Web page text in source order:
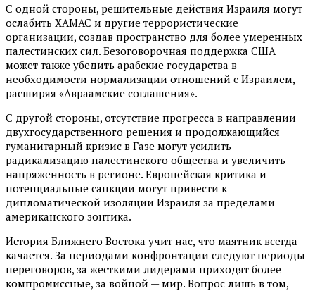
С одной стороны, решительные действия Израиля могут
ослабить ХАМАС и другие террористические
организации, создав пространство для более умеренных
палестинских сил. Безоговорочная поддержка США
может также убедить арабские государства в
необходимости нормализации отношений с Израилем,
расширяя «Авраамские соглашения».
С другой стороны, отсутствие прогресса в направлении
двухгосударственного решения и продолжающийся
гуманитарный кризис в Газе могут усилить
радикализацию палестинского общества и увеличить
напряженность в регионе. Европейская критика и
потенциальные санкции могут привести к
дипломатической изоляции Израиля за пределами
американского зонтика.
История Ближнего Востока учит нас, что маятник всегда
качается. За периодами конфронтации следуют периоды
переговоров, за жесткими лидерами приходят более
компромиссные, за войной — мир. Вопрос лишь в том,